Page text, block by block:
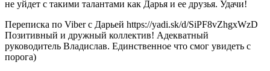
не уйдет с такими талантами как Дарья и ее друзья. Удачи!
Переписка по Viber с Дарьей https://yadi.sk/d/SiPF8vZhgxWzD
Позитивный и дружный коллектив! Адекватный
руководитель Владислав. Единственное что смог увидеть с
порога)